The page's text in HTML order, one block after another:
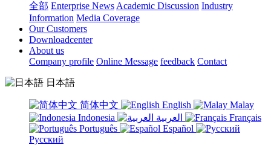
全部 Enterprise News Academic Discussion Industry
Information Media Coverage
Our Customers
Downloadcenter
About us
Company profile Online Message feedback Contact
日本語
简体中文 English
Malay
Indonesia
Français
Português
Español
Русский